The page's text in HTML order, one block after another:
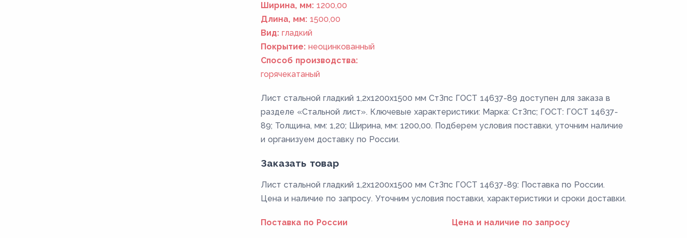
Ширина, мм: 1200,00
Длина, мм: 1500,00
Вид: гладкий
Покрытие: неоцинкованный
Способ производства:
горячекатаный
Лист стальной гладкий 1,2х1200х1500 мм СтЗпс ГОСТ 14637-89 доступен для заказа в
разделе «Стальной лист». Ключевые характеристики: Марка: СтЗпс; ГОСТ: ГОСТ 14637-
89; Толщина, мм: 1,20; Ширина, мм: 1200,00. Подберем условия поставки, уточним наличие
и организуем доставку по России.
Заказать товар
Лист стальной гладкий 1,2х1200х1500 мм СтЗпс ГОСТ 14637-89: Поставка по России.
Цена и наличие по запросу. Уточним условия поставки, характеристики и сроки доставки.
Поставка по России Цена и наличие по запросу